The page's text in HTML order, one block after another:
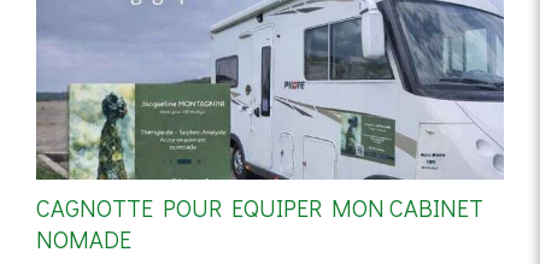
CAGNOTTE POUR EQUIPER MON CABINET
NOMADE